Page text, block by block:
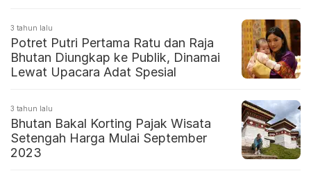
3 tahun lalu
Potret Putri Pertama Ratu dan Raja
Bhutan Diungkap ke Publik, Dinamai
Lewat Upacara Adat Spesial
3 tahun lalu
Bhutan Bakal Korting Pajak Wisata
Setengah Harga Mulai September
2023